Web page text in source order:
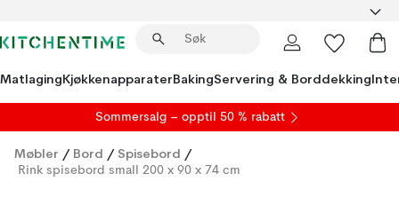
MatlagingKjøkkenapparaterBakingServering & Borddekking
Sommersalg – opptil 50 % rabatt
Møbler / Bord / Spisebord /
Rink spisebord small 200 x 90 x 74 cm